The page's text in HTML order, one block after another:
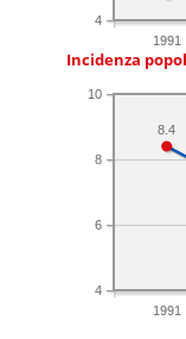
1991
4
Incidenza
1991
4
6
8
10
8.4